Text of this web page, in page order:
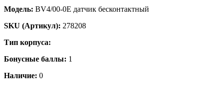
Модель: BV4/00-0E датчик бесконтактный
SKU (Артикул): 278208
Тип корпуса:
Бонусные баллы: 1
Наличие: 0